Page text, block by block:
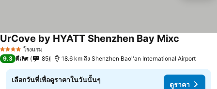
4 ดาว โรงแรม
UrCove by HYATT Shenzhen Bay Mixc
9.3 ดีเลิศ 85 18.6 km ถึง Shenzhen Bao''an International Airport
เลือกวันที่เพื่อดูราคาในวันนั้นๆ
ดูราคา